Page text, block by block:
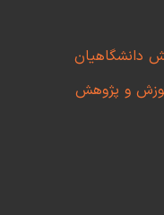
دانشگاهیان
و پژوهش